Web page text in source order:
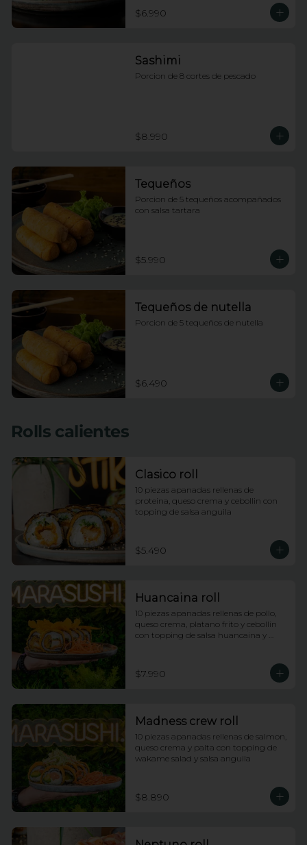
$6.990
Sashimi
Porcion de 8 cortes de pescado
$8.990
Tequeños
Porcion de 5 tequeños acompañados
con salsa tartara
$5.990
Tequeños de nutella
Porcion de 5 tequeños de nutella
$6.490
Rolls calientes
Clasico roll
10 piezas apanadas rellenas de
proteina, queso crema y cebollin con
topping de salsa anguila
$5.490
Huancaina roll
10 piezas apanadas rellenas de pollo,
queso crema, platano frito y cebollin
con topping de salsa huancaina y
$7.990
Madness crew roll
10 piezas apanadas rellenas de salmon,
queso crema y palta con topping de
wakame salad y salsa anguila
$8.890